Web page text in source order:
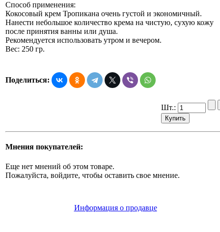
Способ применения:
Кокосовый крем Тропикана очень густой и экономичный.
Нанести небольшое количество крема на чистую, сухую кожу
после принятия ванны или душа.
Рекомендуется использовать утром и вечером.
Вес: 250 гр.
Поделиться:
Шт.:
Мнения покупателей:
Еще нет мнений об этом товаре.
Пожалуйста, войдите, чтобы оставить свое мнение.
Информация о продавце